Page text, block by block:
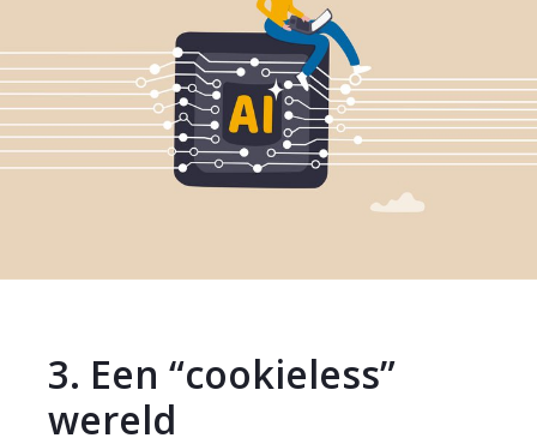
3. Een “cookieless”
wereld